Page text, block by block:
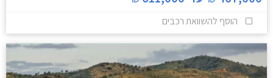
הוסף להשוואת רכבים